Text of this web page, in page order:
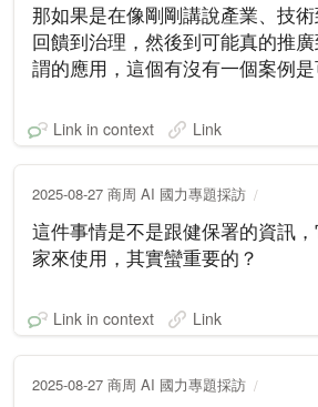
那如果是在像剛剛講說產業、技
回饋到治理，然後到可能真的推
謂的應用，這個有沒有一個案例
Link in context Link
2025-08-27 商周 AI 國力專題採訪
這件事情是不是跟健保署的資訊
家來使用，其實蠻重要的？
Link in context Link
2025-08-27 商周 AI 國力專題採訪